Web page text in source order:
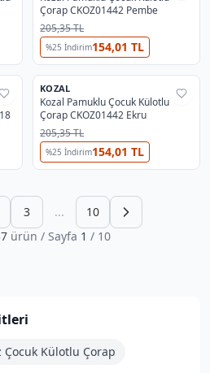
Çorap CKOZ01442 Pembe
205,35 TL
%25 İndirim154,01 TL
%38
KOZAL
Kozal Pamuklu Çocuk Külotlu
Çorap CKOZ01442 Ekru
205,35 TL
%25 İndirim154,01 TL
3 ...
10
ürün / Sayfa 1 / 10
Çocuk Külotlu Çorap